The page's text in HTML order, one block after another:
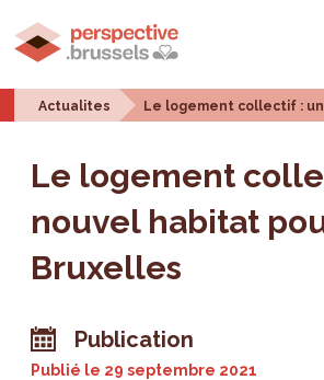
Actualites Le logement collectif :
Le logement
nouvel habitat
Bruxelles
Publication
Publié le 29 septembre 2021